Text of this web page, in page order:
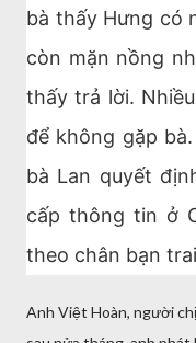
bà thấy Hưng có
còn mặn nồng
thấy trả lời.
để không gặp
bà Lan quyết
cấp thông tin ở
theo chân bạn
Anh Việt Hoàn, người